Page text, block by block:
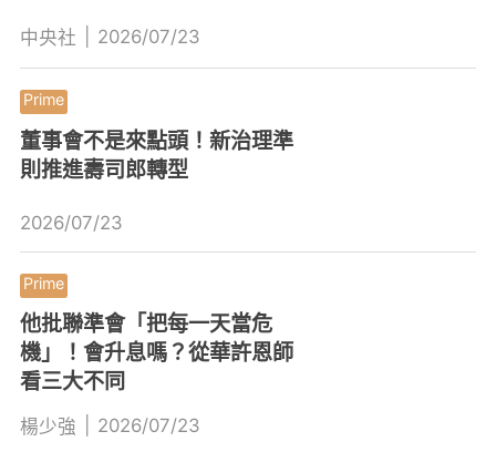
中央社 2026/07/23
董事會不是來點頭！新治理準
則推進壽司郎轉型
2026/07/23
他批聯準會「把每一天當危
機」！會升息嗎？從華許恩師
看三大不同
楊少強 2026/07/23